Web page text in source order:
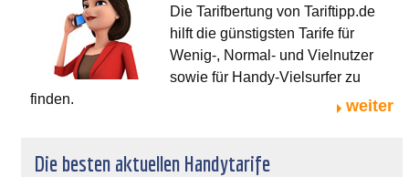
Die Tarifbertung von Tariftipp.de
hilft die günstigsten Tarife für
Wenig-, Normal- und Vielnutzer
sowie für Handy-Vielsurfer zu
finden.
weiter
Die besten aktuellen Handytarife